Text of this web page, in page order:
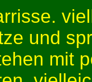
und
mit